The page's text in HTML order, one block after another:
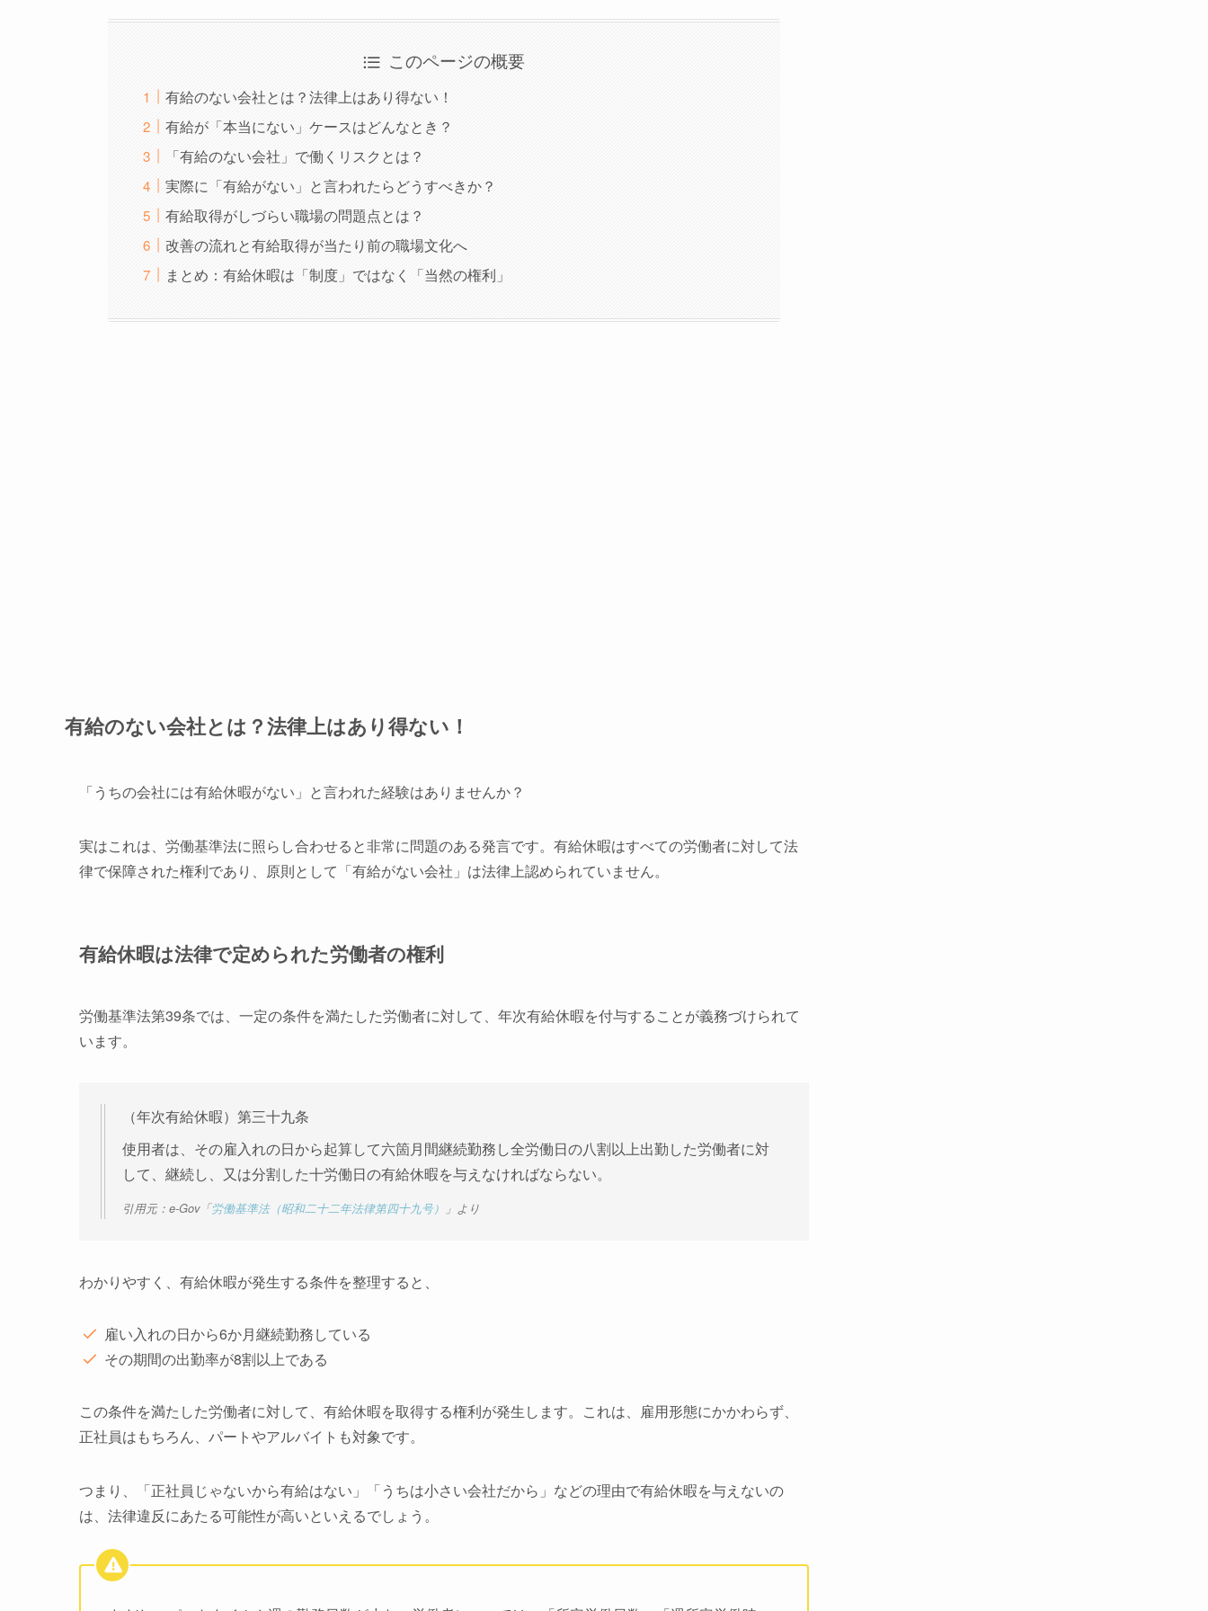
このページの概要
有給のない会社とは？法律上はあり得ない！
有給が「本当にない」ケースはどんなとき？
「有給のない会社」で働くリスクとは？
実際に「有給がない」と言われたらどうすべきか？
有給取得がしづらい職場の問題点とは？
改善の流れと有給取得が当たり前の職場文化へ
まとめ：有給休暇は「制度」ではなく「当然の権利」
有給のない会社とは？法律上はあり得ない！
「うちの会社には有給休暇がない」と言われた経験はありませんか？
実はこれは、労働基準法に照らし合わせると非常に問題のある発言です。有給休暇はすべての労働者に対して法
律で保障された権利であり、原則として「有給がない会社」は法律上認められていません。
有給休暇は法律で定められた労働者の権利
労働基準法第39条では、一定の条件を満たした労働者に対して、年次有給休暇を付与することが義務づけられて
います。
（年次有給休暇）第三十九条
使用者は、その雇入れの日から起算して六箇月間継続勤務し全労働日の八割以上出勤した労働者に対
して、継続し、又は分割した十労働日の有給休暇を与えなければならない。
引用元：e-Gov「労働基準法（昭和二十二年法律第四十九号） 」より
わかりやすく、有給休暇が発生する条件を整理すると、
雇い入れの日から6か月継続勤務している
その期間の出勤率が8割以上である
この条件を満たした労働者に対して、有給休暇を取得する権利が発生します。これは、雇用形態にかかわらず、
正社員はもちろん、パートやアルバイトも対象です。
つまり、「正社員じゃないから有給はない」「うちは小さい会社だから」などの理由で有給休暇を与えないの
は、法律違反にあたる可能性が高いといえるでしょう。